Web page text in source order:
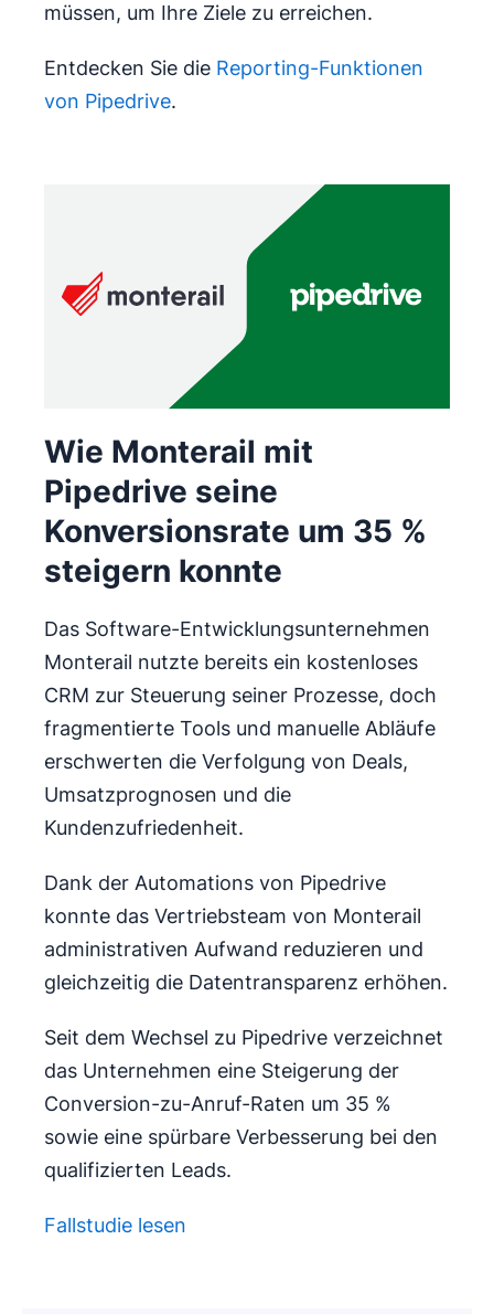
müssen, um Ihre Ziele zu erreichen.
Entdecken Sie die Reporting-Funktionen
von Pipedrive.
Wie Monterail mit
Pipedrive seine
Konversionsrate um 35 %
steigern konnte
Das Software-Entwicklungsunternehmen
Monterail nutzte bereits ein kostenloses
CRM zur Steuerung seiner Prozesse, doch
fragmentierte Tools und manuelle Abläufe
erschwerten die Verfolgung von Deals,
Umsatzprognosen und die
Kundenzufriedenheit.
Dank der Automations von Pipedrive
konnte das Vertriebsteam von Monterail
administrativen Aufwand reduzieren und
gleichzeitig die Datentransparenz erhöhen.
Seit dem Wechsel zu Pipedrive verzeichnet
das Unternehmen eine Steigerung der
Conversion-zu-Anruf-Raten um 35 %
sowie eine spürbare Verbesserung bei den
qualifizierten Leads.
Fallstudie lesen